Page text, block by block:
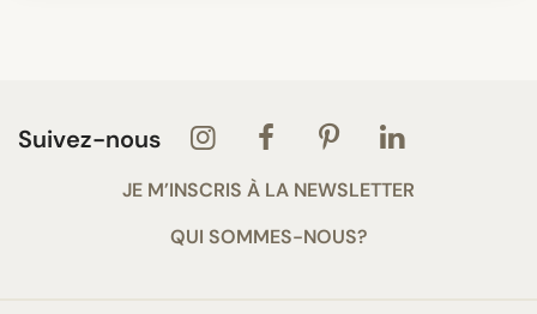
Suivez-nous
JE M’INSCRIS À LA NEWSLETTER
QUI SOMMES-NOUS?